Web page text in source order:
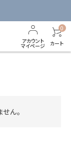
アカウント
マイページ
0
カート
ん。